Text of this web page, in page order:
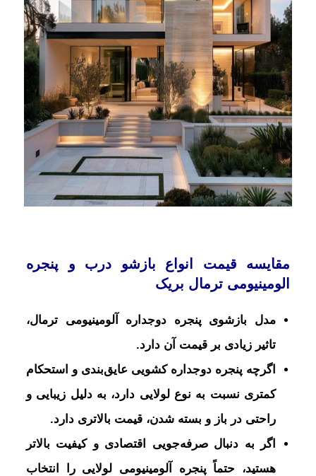
مقایسه قیمت انواع بازشو درب و پنجره
الومینیومی ترمال بریک
مدل بازشوی پنجره دوجداره آلومینیومی ترمال،
تاثیر زیادی بر قیمت آن دارد.
اگرچه پنجره دوجداره کشویی عایق‌بندی و استحکام
کمتری نسبت به نوع لولایی دارد، به دلیل زیبایی و
راحتی در باز و بسته شدن، قیمت بالاتری دارد.
اگر به دنبال صرفه‌جویی اقتصادی و کیفیت بالاتر
هستید، حتماً پنجره آلومینیومی لولایی را انتخاب